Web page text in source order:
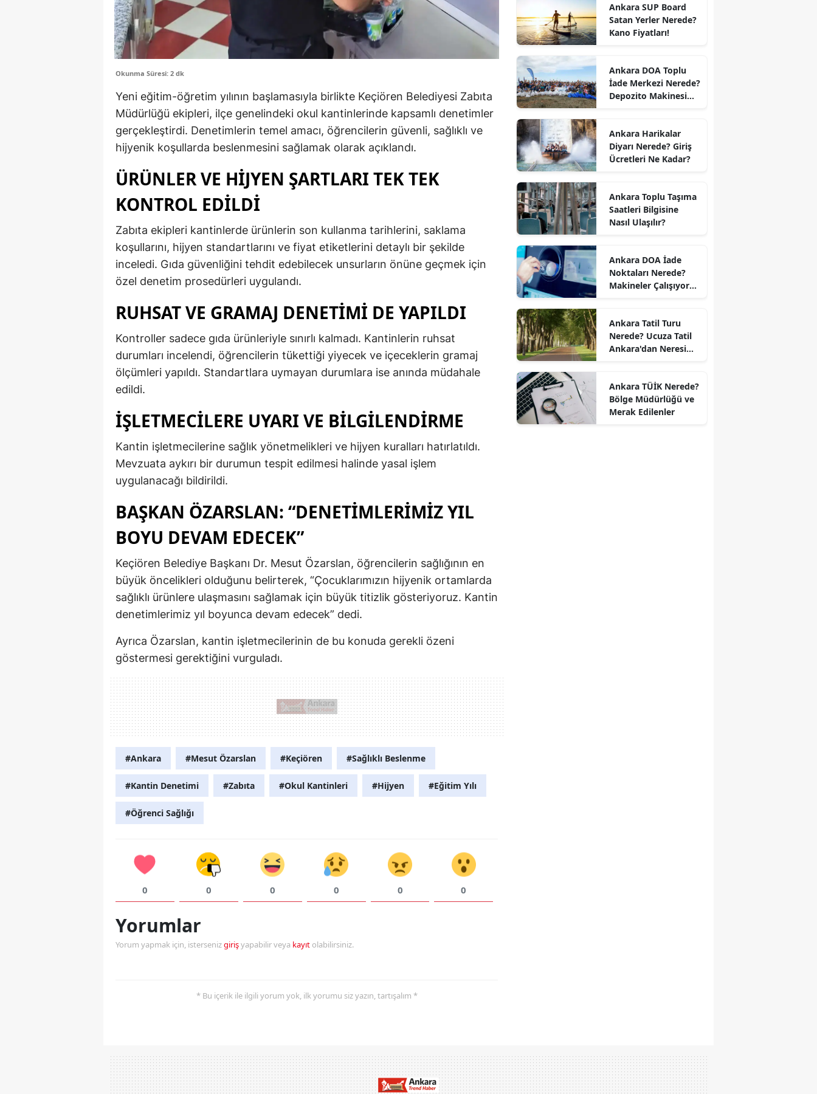
Okunma Süresi: 2 dk
Yeni eğitim-öğretim yılının başlamasıyla birlikte Keçiören Belediyesi Zabıta
Müdürlüğü ekipleri, ilçe genelindeki okul kantinlerinde kapsamlı denetimler
gerçekleştirdi. Denetimlerin temel amacı, öğrencilerin güvenli, sağlıklı ve
hijyenik koşullarda beslenmesini sağlamak olarak açıklandı.
ÜRÜNLER VE HIJYEN ŞARTLARI TEK TEK
KONTROL EDILDI
Zabıta ekipleri kantinlerde ürünlerin son kullanma tarihlerini, saklama
koşullarını, hijyen standartlarını ve fiyat etiketlerini detaylı bir şekilde
inceledi. Gıda güvenliğini tehdit edebilecek unsurların önüne geçmek için
özel denetim prosedürleri uygulandı.
RUHSAT VE GRAMAJ DENETIMI DE YAPILDI
Kontroller sadece gıda ürünleriyle sınırlı kalmadı. Kantinlerin ruhsat
durumları incelendi, öğrencilerin tükettiği yiyecek ve içeceklerin gramaj
ölçümleri yapıldı. Standartlara uymayan durumlara ise anında müdahale
edildi.
İŞLETMECILERE UYARI VE BILGILENDIRME
Kantin işletmecilerine sağlık yönetmelikleri ve hijyen kuralları hatırlatıldı.
Mevzuata aykırı bir durumun tespit edilmesi halinde yasal işlem
uygulanacağı bildirildi.
BAŞKAN ÖZARSLAN: “DENETIMLERIMIZ YIL
BOYU DEVAM EDECEK”
Keçiören Belediye Başkanı Dr. Mesut Özarslan, öğrencilerin sağlığının en
büyük öncelikleri olduğunu belirterek, “Çocuklarımızın hijyenik ortamlarda
sağlıklı ürünlere ulaşmasını sağlamak için büyük titizlik gösteriyoruz. Kantin
denetimlerimiz yıl boyunca devam edecek” dedi.
Ayrıca Özarslan, kantin işletmecilerinin de bu konuda gerekli özeni
göstermesi gerektiğini vurguladı.
#Ankara #Mesut Özarslan #Keçiören #Sağlıklı Beslenme
#Kantin Denetimi #Zabıta #Okul Kantinleri #Hijyen #Eğitim Yılı
#Öğrenci Sağlığı
0 0 0 0 0 0
Yorumlar
Yorum yapmak için, istersenizgirişyapabilir veya kayıt olabilirsiniz.
* Bu içerik ile ilgili yorum yok, ilk yorumu siz yazın, tartışalım *
Ankara SUP Board
Satan Yerler Nerede?
Kano Fiyatları!
Ankara DOA Toplu
İade Merkezi Nerede?
Depozito Makinesi
Ankara Harikalar
Diyarı Nerede? Giriş
Ücretleri Ne Kadar?
Ankara Toplu Taşıma
Saatleri Bilgisine
Nasıl Ulaşılır?
Ankara DOA İade
Noktaları Nerede?
Makineler Çalışıyor
Ankara Tatil Turu
Nerede? Ucuza Tatil
Ankara'dan Neresi
Ankara TÜİK Nerede?
Bölge Müdürlüğü ve
Merak Edilenler